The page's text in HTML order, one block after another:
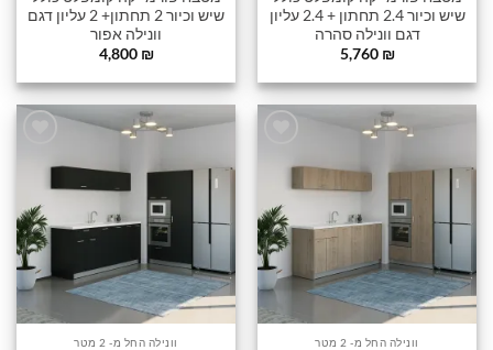
שיש וכיור 2.4 תחתון + 2.4 עליון
דגם וונילה סהרה
5,760 ₪
שיש וכיור 2 תחתון+ 2 עליון דגם
וונילה אפור
4,800 ₪
וונילה החל מ- 2 מטר וונילה החל מ- 2 מטר